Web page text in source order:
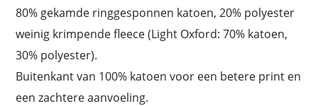
80% gekamde ringgesponnen katoen, 20% polyester
weinig krimpende fleece (Light Oxford: 70% katoen,
30% polyester).
Buitenkant van 100% katoen voor een betere print en
een zachtere aanvoeling.